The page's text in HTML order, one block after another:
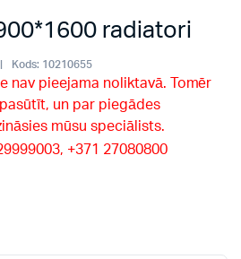
radiatori
Kods: 10210655
nav pieejama noliktavā. Tomēr
un par piegādes
mūsu speciālists.
+371 27080800